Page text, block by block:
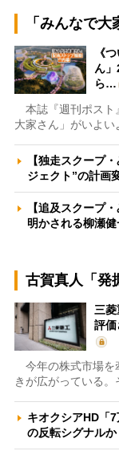
「みんなで
《
ん
ら…
本誌『週刊ポスト
大家さん」がいよ
【独走スクープ
ジェクト”の計画
【追及スクープ
明かされる柳瀬
古賀真人「発
三菱
評
今年の株式市場を
きが広がっている
キオクシアHD「
の反転シグナル